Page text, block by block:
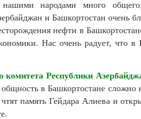
народами много
и Башкортостан очень
нефти в
Нас очень радует, что в
комитета Республики
в Башкортостане сложно
память Гейдара Алиева и